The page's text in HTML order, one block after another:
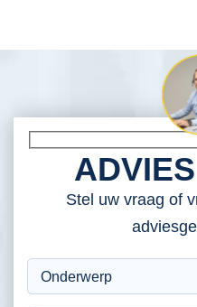
Stel uw vraag of